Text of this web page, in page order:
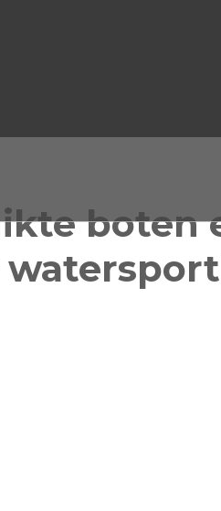
boten